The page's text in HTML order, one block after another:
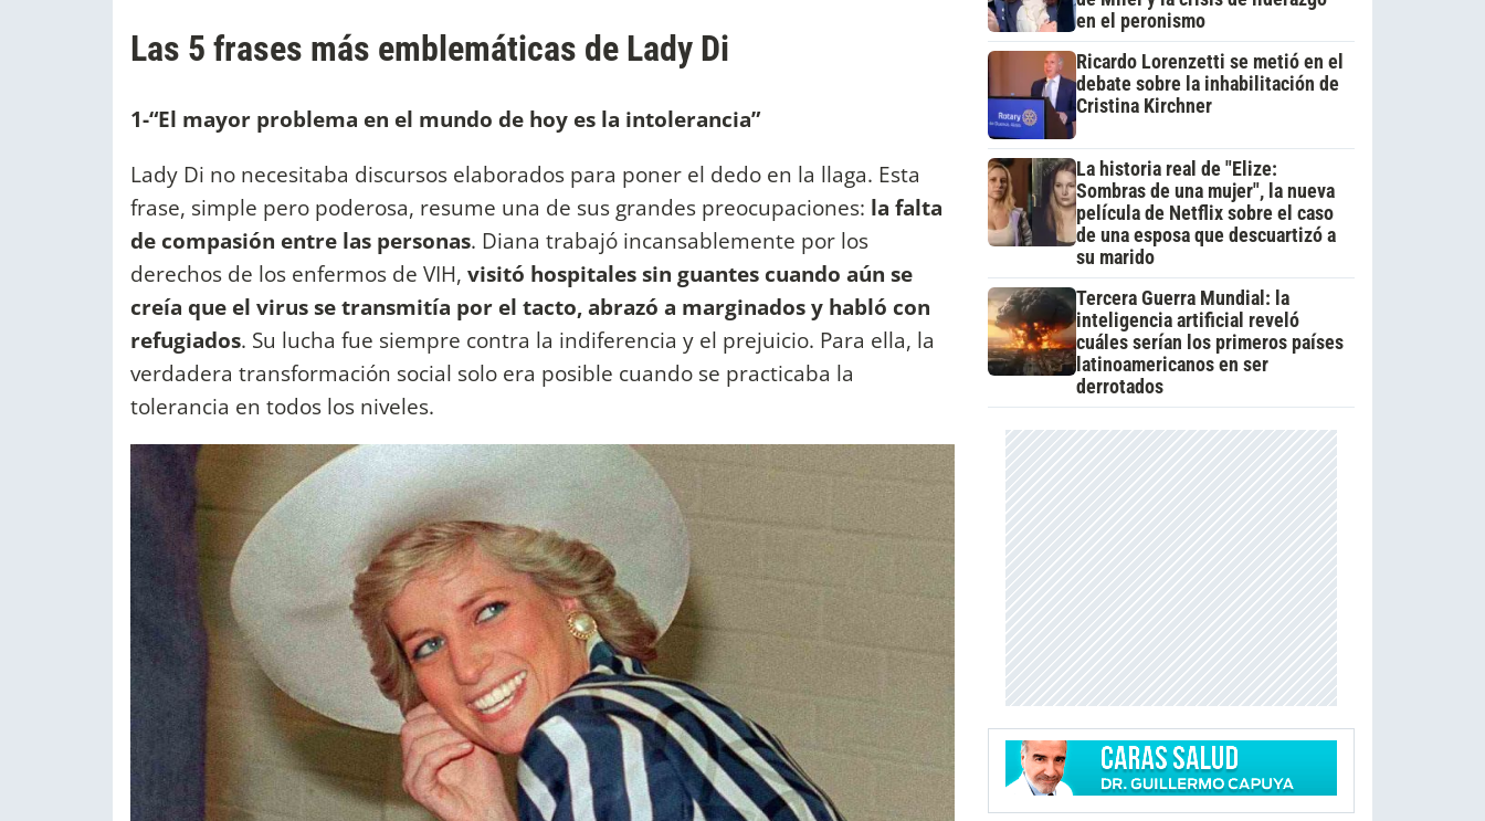
Las 5 frases más emblemáticas de Lady Di
1-“El mayor problema en el mundo de hoy es la intolerancia”
Lady Di no necesitaba discursos elaborados para poner el dedo en la llaga. Esta
frase, simple pero poderosa, resume una de sus grandes preocupaciones: la falta
de compasión entre las personas. Diana trabajó incansablemente por los
derechos de los enfermos de VIH, visitó hospitales sin guantes cuando aún se
creía que el virus se transmitía por el tacto, abrazó a marginados y habló con
refugiados. Su lucha fue siempre contra la indiferencia y el prejuicio. Para ella, la
verdadera transformación social solo era posible cuando se practicaba la
tolerancia en todos los niveles.
en el peronismo
Ricardo Lorenzetti se metió en el
debate sobre la inhabilitación de
Cristina Kirchner
La historia real de "Elize:
Sombras de una mujer", la nueva
película de Netflix sobre el caso
de una esposa que descuartizó a
su marido
Tercera Guerra Mundial: la
inteligencia artificial reveló
cuáles serían los primeros países
latinoamericanos en ser
derrotados